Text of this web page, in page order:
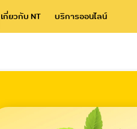
เกี่ยวกับ NT บริการออนไลน์